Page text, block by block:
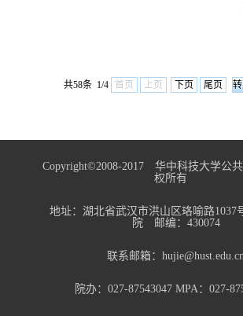
共58条 1/4 首页 上页 下页 尾页
Copyright©2008-2017 华中科技大学公
权所有
地址：湖北省武汉市洪山区珞喻路1037
院 邮编：430074
联系邮箱：hujie@hust.edu.cn
院办：027-87543047 MPA：027-